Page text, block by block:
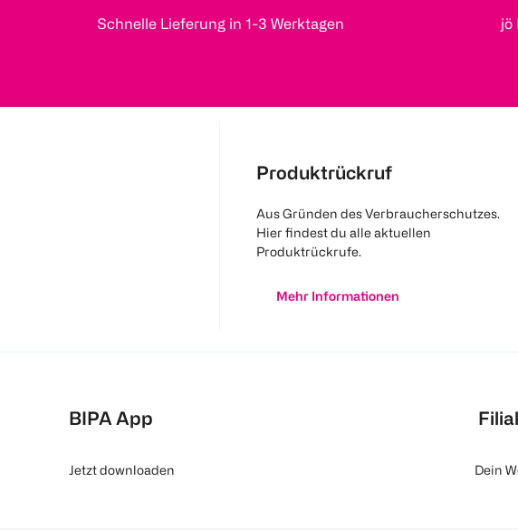
Schnelle Lieferung in 1-3 Werktagen jö
Produktrückruf
Aus Gründen des Verbraucherschutzes.
Hier findest du alle aktuellen
Produktrückrufe.
Mehr Informationen
BIPA App
Jetzt downloaden Dein